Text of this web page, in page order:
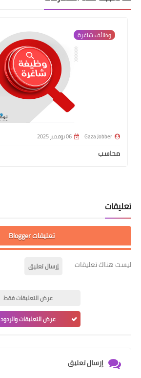
وظائف شاغرة
Gaza Jobber 06 نوفمبر 2025
محاسب
تعليقات
تعليقات Blogger
ليست هناك تعليقات إرسال تعليق
عرض التعليقات فقط
عرض التعليقات والردود
إرسال تعليق